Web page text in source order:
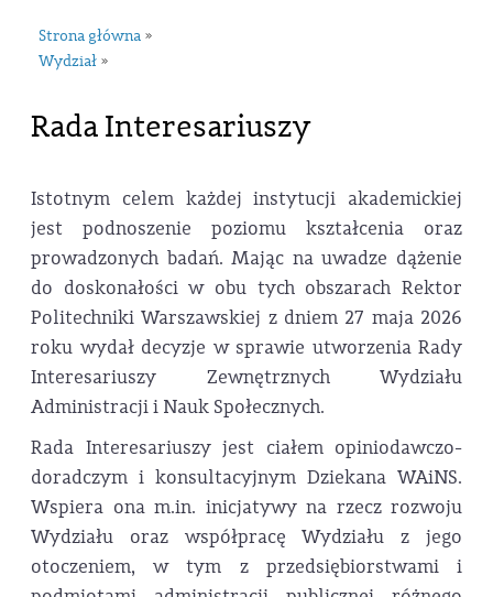
Strona główna »
Wydział »
Rada Interesariuszy
Istotnym celem każdej instytucji akademickiej
jest podnoszenie poziomu kształcenia oraz
prowadzonych badań. Mając na uwadze dążenie
do doskonałości w obu tych obszarach Rektor
Politechniki Warszawskiej z dniem 27 maja 2026
roku wydał decyzje w sprawie utworzenia Rady
Interesariuszy Zewnętrznych Wydziału
Administracji i Nauk Społecznych.
Rada Interesariuszy jest ciałem opiniodawczo-
doradczym i konsultacyjnym Dziekana WAiNS.
Wspiera ona m.in. inicjatywy na rzecz rozwoju
Wydziału oraz współpracę Wydziału z jego
otoczeniem, w tym z przedsiębiorstwami i